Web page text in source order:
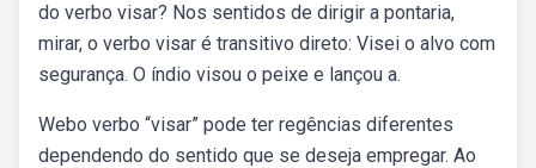
do verbo visar? Nos sentidos de dirigir a pontaria,
mirar, o verbo visar é transitivo direto: Visei o alvo com
segurança. O índio visou o peixe e lançou a.
Webo verbo “visar” pode ter regências diferentes
dependendo do sentido que se deseja empregar. Ao